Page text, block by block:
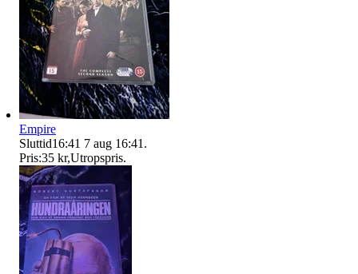
Empire
Sluttid16:41 7 aug 16:41 .
Pris:35 kr,Utropspris.